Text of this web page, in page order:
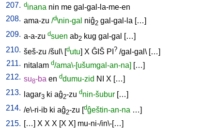
207. dinana nin me gal-gal-la-me-en
208. ama-zu /d\nin-gal niĝ2 gal-gal-la […]
209. a-a-zu dsuen ab2 kug gal-gal […]
210. šeš-zu /šul \ [dutu] X ĜIŠ PI ? /gal-gal \ […]
211. nitalam d/ama\-[ušumgal-an-na] […]
212. su8-ba en ddumu-zid NI X […]
213.
lagar3 ki aĝ2-zu dnin-šubur […]
214. /e\-ri-ib ki aĝ2-zu [dĝeštin-an-na …]
215. […] X X X [X X] mu-ni-/in\-[…]